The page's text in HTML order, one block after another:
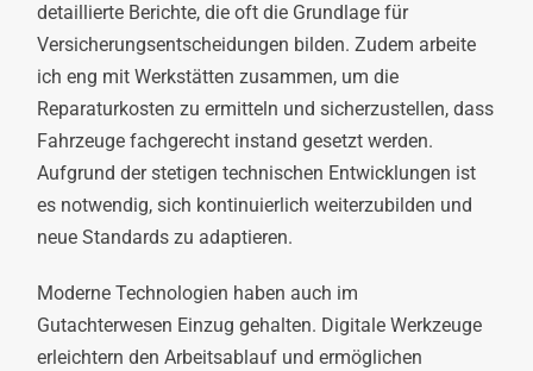
detaillierte Berichte, die oft die Grundlage für
Versicherungsentscheidungen bilden. Zudem arbeite
ich eng mit Werkstätten zusammen, um die
Reparaturkosten zu ermitteln und sicherzustellen, dass
Fahrzeuge fachgerecht instand gesetzt werden.
Aufgrund der stetigen technischen Entwicklungen ist
es notwendig, sich kontinuierlich weiterzubilden und
neue Standards zu adaptieren.
Moderne Technologien haben auch im
Gutachterwesen Einzug gehalten. Digitale Werkzeuge
erleichtern den Arbeitsablauf und ermöglichen